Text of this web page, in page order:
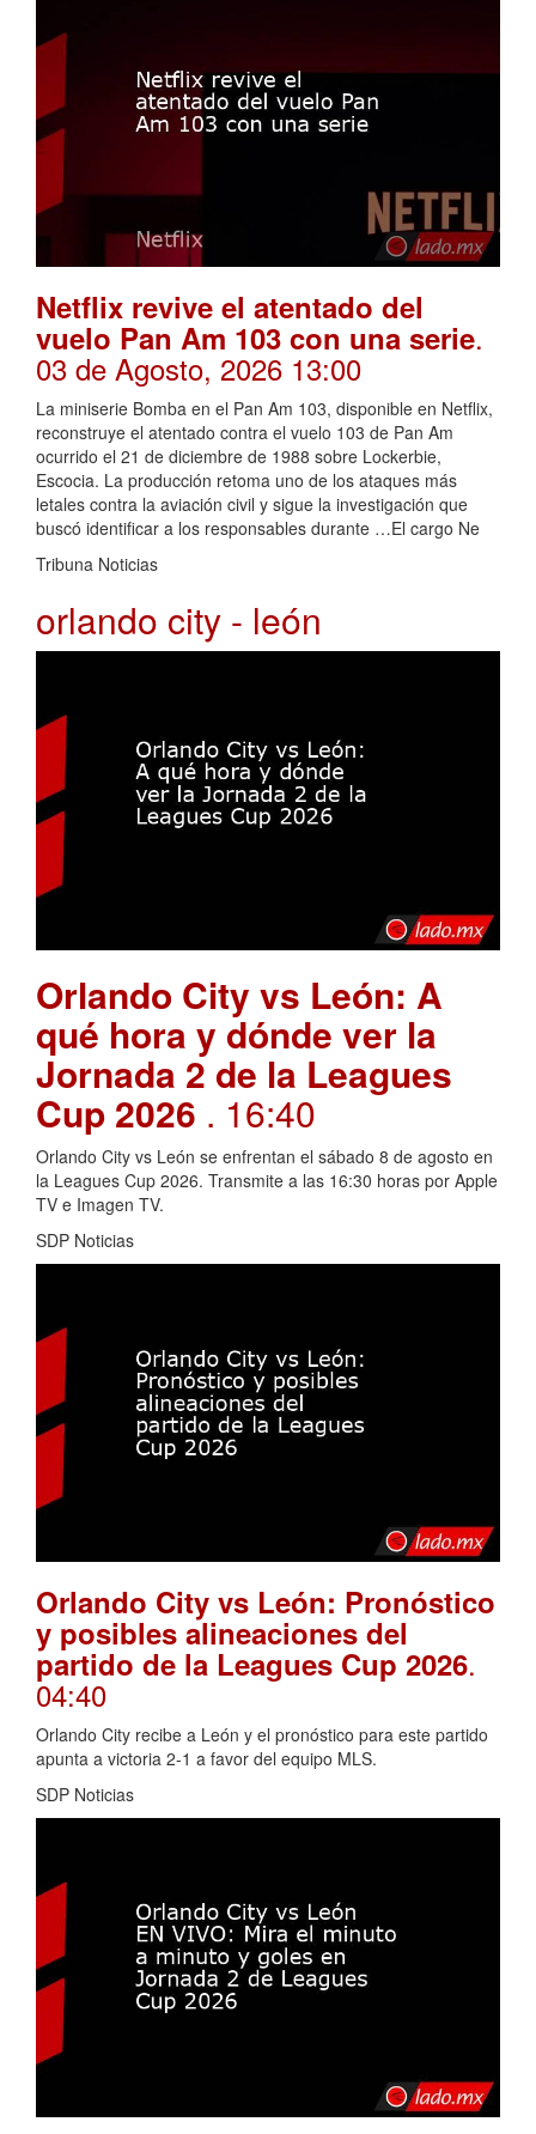
Netflix revive el atentado del
vuelo Pan Am 103 con una serie.
03 de Agosto, 2026 13:00
La miniserie Bomba en el Pan Am 103, disponible en Netflix,
reconstruye el atentado contra el vuelo 103 de Pan Am
ocurrido el 21 de diciembre de 1988 sobre Lockerbie,
Escocia. La producción retoma uno de los ataques más
letales contra la aviación civil y sigue la investigación que
buscó identificar a los responsables durante …El cargo Ne
Tribuna Noticias
orlando city - león
Orlando City vs León: A
qué hora y dónde ver la
Jornada 2 de la Leagues
Cup 2026 . 16:40
Orlando City vs León se enfrentan el sábado 8 de agosto en
la Leagues Cup 2026. Transmite a las 16:30 horas por Apple
TV e Imagen TV.
SDP Noticias
Orlando City vs León: Pronóstico
y posibles alineaciones del
partido de la Leagues Cup 2026.
04:40
Orlando City recibe a León y el pronóstico para este partido
apunta a victoria 2-1 a favor del equipo MLS.
SDP Noticias